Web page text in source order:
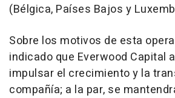
(Bélgica, Países Bajos y
Sobre los motivos de esta
indicado que Everwood Capital
impulsar el crecimiento y la
compañía; a la par, se